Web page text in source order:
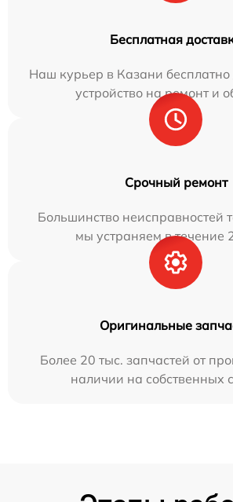
Бесплатная
Наш курьер в Казани бесплатно
устройство на ремонт и
Срочный ремонт
Большинство неисправностей
мы устраняем в течение
Оригинальные
Более 20 тыс. запчастей от
наличии на собственных